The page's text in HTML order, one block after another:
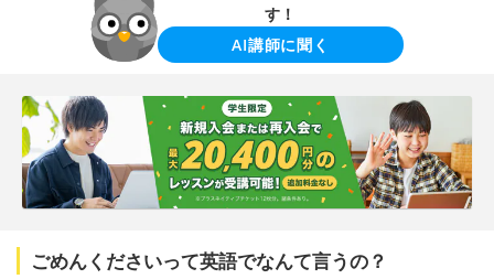
す！
AI講師に聞く
ごめんくださいって英語でなんて言うの？